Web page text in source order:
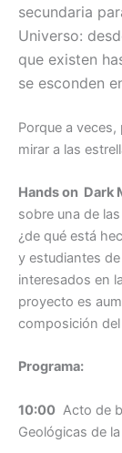
secundaria
Universo:
que existen
se esconden
Porque a
mirar a las
Handson Dark
sobre una de
¿de qué está
y estudiantes
interesados en
proyecto es
composición del
Programa:
10:00 Acto de
Geológicas de